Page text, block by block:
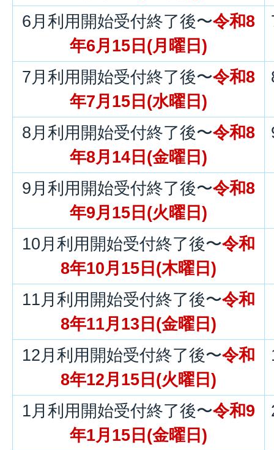
6月利用開始受付終了後〜令和8
年6月15日(月曜日)
7月利用開始受付終了後〜令和8
年7月15日(水曜日)
8月利用開始受付終了後〜令和8
年8月14日(金曜日)
9月利用開始受付終了後〜令和8
年9月15日(火曜日)
10月利用開始受付終了後〜令和
8年10月15日(木曜日)
11月利用開始受付終了後〜令和
8年11月13日(金曜日)
12月利用開始受付終了後〜令和
8年12月15日(火曜日)
1月利用開始受付終了後〜令和9
年1月15日(金曜日)